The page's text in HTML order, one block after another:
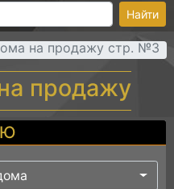
Найти
на продажу стр. №3
продажу